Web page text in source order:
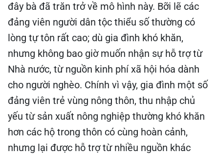
đây bà đã trăn trở về mô hình này. Bỡi lẽ các
đảng viên người dân tộc thiểu số thường có
lòng tự tôn rất cao; dù gia đình khó khăn,
nhưng không bao giờ muốn nhận sự hỗ trợ từ
Nhà nước, từ nguồn kinh phí xã hội hóa dành
cho người nghèo. Chính vì vậy, gia đình một số
đảng viên trẻ vùng nông thôn, thu nhập chủ
yếu từ sản xuất nông nghiệp thường khó khăn
hơn các hộ trong thôn có cùng hoàn cảnh,
nhưng lại được hỗ trợ từ nhiều nguồn khác